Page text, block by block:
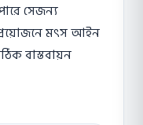
সেজন্য
প্রয়োজনে মৎস আইন
বাস্তবায়ন